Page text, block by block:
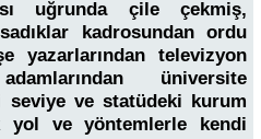
uğrunda çile çekmiş,
kadrosundan ordu
yazarlarından televizyon
üniversite
seviye ve statüdeki kurum
yol ve yöntemlerle kendi